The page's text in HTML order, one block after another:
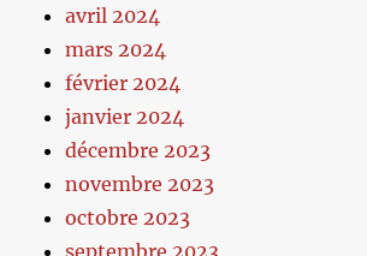
avril 2024
mars 2024
février 2024
janvier 2024
décembre 2023
novembre 2023
octobre 2023
septembre 2023